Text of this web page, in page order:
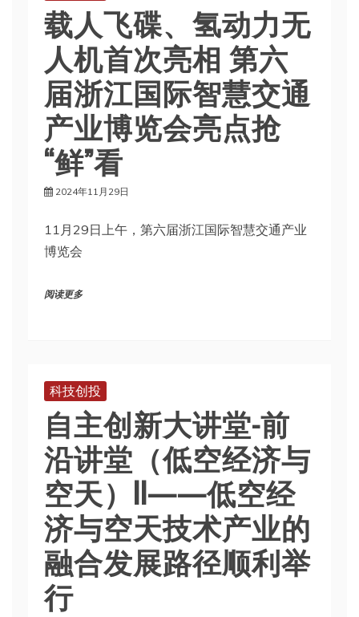
载人飞碟、氢动力无
人机首次亮相 第六
届浙江国际智慧交通
产业博览会亮点抢
“鲜”看
2024年11月29日
11月29日上午，第六届浙江国际智慧交通产业
博览会
阅读更多
科技创投
自主创新大讲堂-前
沿讲堂（低空经济与
空天）II——低空经
济与空天技术产业的
融合发展路径顺利举
行